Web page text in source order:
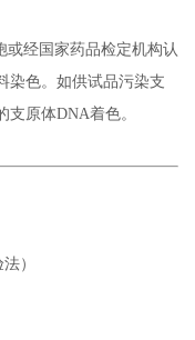
或经国家药品检定机构认
染色。如供试品污染支
原体DNA着色。
）